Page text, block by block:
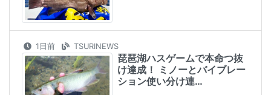
1日前 TSURINEWS
琵琶湖ハスゲームで本命つ抜
け達成！ ミノーとバイブレー
ション使い分け連…